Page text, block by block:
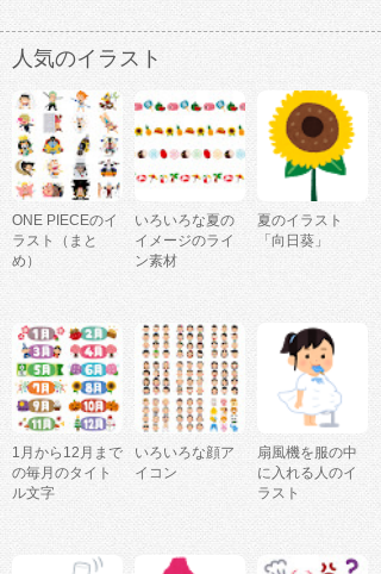
人気のイラスト
ONE PIECEのイ
ラスト（まと
め）
いろいろな夏の
イメージのライ
ン素材
夏のイラスト
「向日葵」
1月から12月まで
の毎月のタイト
ル文字
いろいろな顔ア
イコン
扇風機を服の中
に入れる人のイ
ラスト